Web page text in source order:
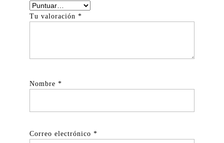
Tu valoración *
Nombre *
Correo electrónico *